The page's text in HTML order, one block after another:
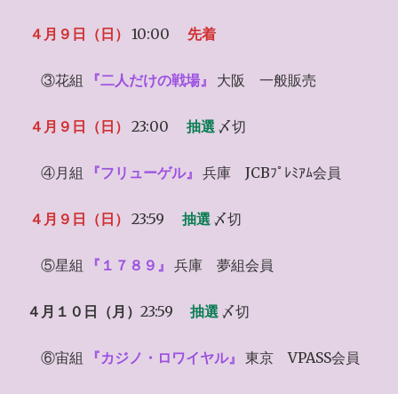
４月９日（日） 10:00 先着
③花組 『二人だけの戦場』 大阪 一般販売
４月９日（日） 23:00 抽選 〆切
④月組 『フリューゲル』 兵庫 JCBﾌﾟﾚﾐｱﾑ会員
４月９日（日） 23:59 抽選 〆切
⑤星組 『１７８９』 兵庫 夢組会員
４月１０日（月） 23:59 抽選 〆切
⑥宙組 『カジノ・ロワイヤル』 東京 VPASS会員